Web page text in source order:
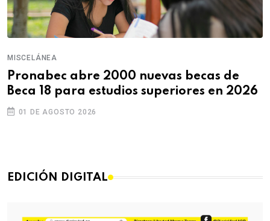
MISCELÁNEA
Pronabec abre 2000 nuevas becas de
Beca 18 para estudios superiores en 2026
01 DE AGOSTO 2026
EDICIÓN DIGITAL